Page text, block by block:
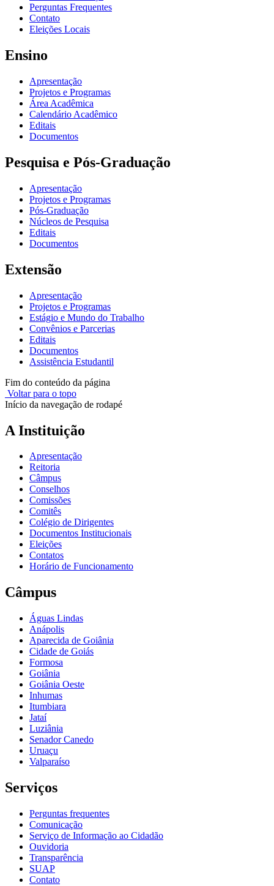
Perguntas Frequentes
Contato
Eleições Locais
Ensino
Apresentação
Projetos e Programas
Área Acadêmica
Calendário Acadêmico
Editais
Documentos
Pesquisa e Pós-Graduação
Apresentação
Projetos e Programas
Pós-Graduação
Núcleos de Pesquisa
Editais
Documentos
Extensão
Apresentação
Projetos e Programas
Estágio e Mundo do Trabalho
Convênios e Parcerias
Editais
Documentos
Assistência Estudantil
Fim do conteúdo da página
Voltar para o topo
Início da navegação de rodapé
A Instituição
Apresentação
Reitoria
Câmpus
Conselhos
Comissões
Comitês
Colégio de Dirigentes
Documentos Institucionais
Eleições
Contatos
Horário de Funcionamento
Câmpus
Águas Lindas
Anápolis
Aparecida de Goiânia
Cidade de Goiás
Formosa
Goiânia
Goiânia Oeste
Inhumas
Itumbiara
Jataí
Luziânia
Senador Canedo
Uruaçu
Valparaíso
Serviços
Perguntas frequentes
Comunicação
Serviço de Informação ao Cidadão
Ouvidoria
Transparência
SUAP
Contato